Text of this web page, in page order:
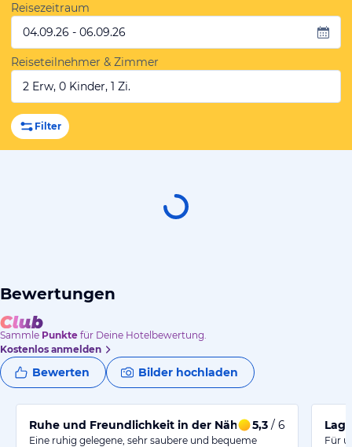
Reisezeitraum
04.09.26 - 06.09.26
Reiseteilnehmer & Zimmer
2 Erw, 0 Kinder, 1 Zi.
Filter
Bewertungen
Sammle Punkte für Deine Hotelbewertung.
Kostenlos anmelden
Bewerten Bilder hochladen
Ruhe und Freundlichkeit in der Nähe von Ruhpolding
5,3 / 6
Eine ruhig gelegene, sehr saubere und bequeme
Für